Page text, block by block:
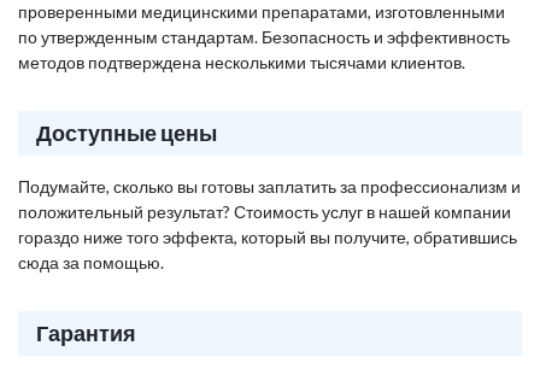
проверенными медицинскими препаратами, изготовленными
по утвержденным стандартам. Безопасность и эффективность
методов подтверждена несколькими тысячами клиентов.
Доступные цены
Подумайте, сколько вы готовы заплатить за профессионализм и
положительный результат? Стоимость услуг в нашей компании
гораздо ниже того эффекта, который вы получите, обратившись
сюда за помощью.
Гарантия